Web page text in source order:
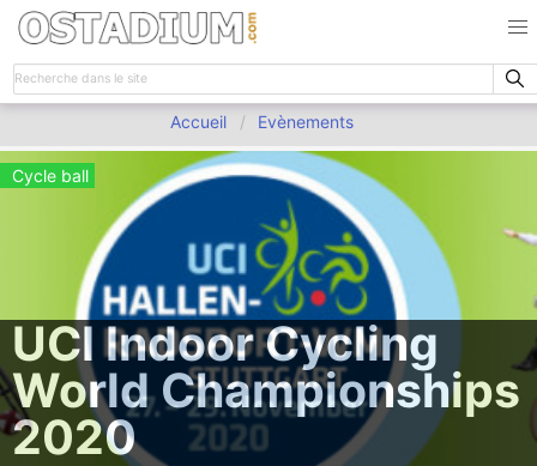
Accueil Evènements
Cycle ball
UCI Indoor Cycling
World Championships
2020